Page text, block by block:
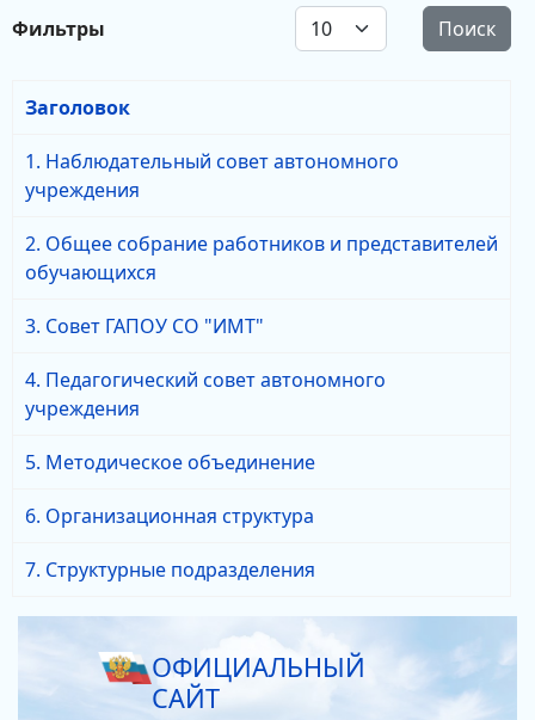
Фильтры Кол-во строк: Поиск
Заголовок
1. Наблюдательный совет автономного
учреждения
2. Общее собрание работников и представителей
обучающихся
3. Совет ГАПОУ СО "ИМТ"
4. Педагогический совет автономного
учреждения
5. Методическое объединение
6. Организационная структура
7. Структурные подразделения
ОФИЦИАЛЬНЫЙ
САЙТ